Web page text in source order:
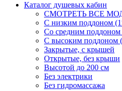
Каталог душевых кабин
СМОТРЕТЬ ВСЕ
С низким поддоном
Со средним поддоном
С высоким поддоном
Закрытые, с крышей
Открытые, без крыши
Высотой до 200 см
Без электрики
Без гидромассажа